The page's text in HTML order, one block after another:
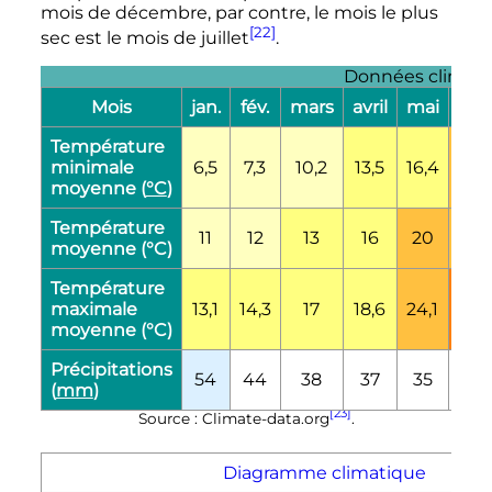
mois de décembre, par contre, le mois le plus
sec est le mois de juillet[22].
Données
Mois
jan. fév. mars avril mai
Température
minimale
moyenne (°C)
6,5 7,3 10,2 13,5 16,4
Température
moyenne (°C)
11 12 13 16 20
Température
maximale
moyenne (°C)
13,1 14,3 17 18,6 24,1
Précipitations
(mm)
54 44 38 37 35
Source : Climate-data.org[23]
Diagramme climatique